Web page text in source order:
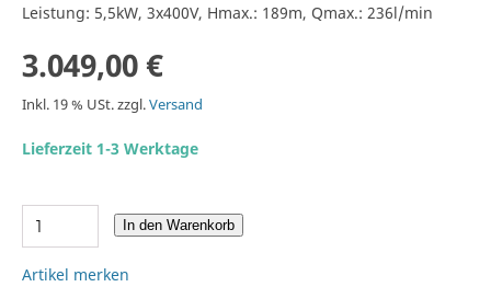
Leistung: 5,5kW, 3x400V, Hmax.: 189m, Qmax.: 236l/min
3.049,00 €
Inkl. 19 % USt. zzgl.Versand
Lieferzeit 1-3 Werktage
In den Warenkorb
Artikel merken